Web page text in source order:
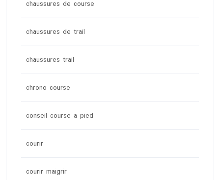
chaussures de course
chaussures de trail
chaussures trail
chrono course
conseil course a pied
courir
courir maigrir